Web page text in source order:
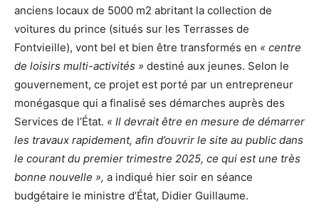
anciens locaux de 5000 m2 abritant la collection de
voitures du prince (situés sur les Terrasses de
Fontvieille), vont bel et bien être transformés en « centre
de loisirs multi-activités » destiné aux jeunes. Selon le
gouvernement, ce projet est porté par un entrepreneur
monégasque qui a finalisé ses démarches auprès des
Services de l’État. « Il devrait être en mesure de démarrer
les travaux rapidement, afin d’ouvrir le site au public dans
le courant du premier trimestre 2025, ce qui est une très
bonne nouvelle », a indiqué hier soir en séance
budgétaire le ministre d’État, Didier Guillaume.